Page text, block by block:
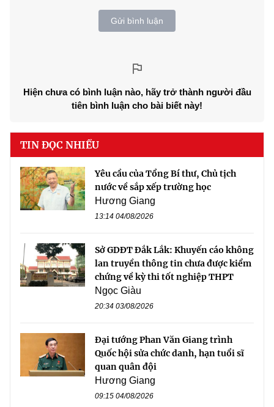
Gửi bình luận
Hiện chưa có bình luận nào, hãy trở thành người đầu
tiên bình luận cho bài biết này!
TIN ĐỌC NHIỀU
Yêu cầu của Tổng Bí thư, Chủ tịch
nước về sắp xếp trường học
Hương Giang
13:14 04/08/2026
Sở GDĐT Đắk Lắk: Khuyến cáo không
lan truyền thông tin chưa được kiểm
chứng về kỳ thi tốt nghiệp THPT
Ngọc Giàu
20:34 03/08/2026
Đại tướng Phan Văn Giang trình
Quốc hội sửa chức danh, hạn tuổi sĩ
quan quân đội
Hương Giang
09:15 04/08/2026